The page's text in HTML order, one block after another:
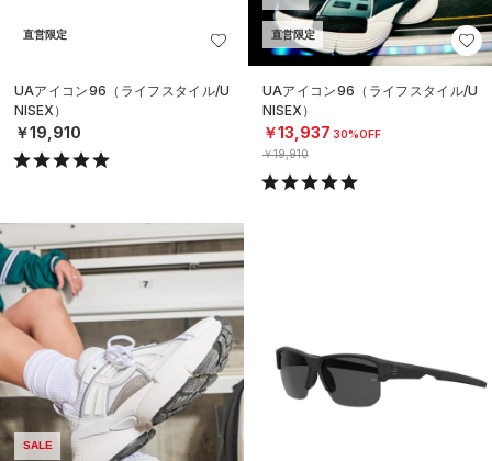
直営限定
UAアイコン96（ライフスタイル/U
NISEX）
￥19,910
直営限定
UAアイコン96（ライフスタイル/U
NISEX）
￥13,937 30%OFF
￥19,910
SALE